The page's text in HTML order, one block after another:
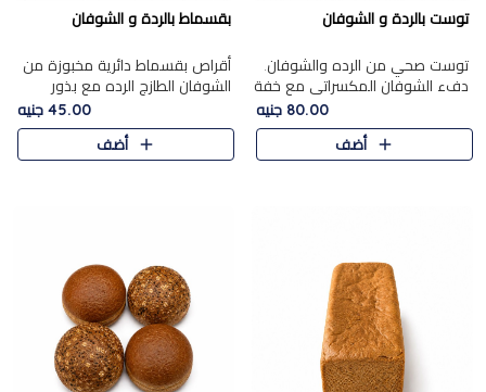
توست بالردة و الشوفان
توست صحي من الرده والشوفان.
دفء الشوفان المكسراتي مع خفة
80.00 جنيه
أضف
بقسماط بالردة و الشوفان
أقراص بقسماط دائرية مخبوزة من
الشوفان الطازج الرده مع بذور
مختارة. قرمشة الحبوب والبذور،
بداية صحية لكل صباح.
45.00 جنيه
أضف